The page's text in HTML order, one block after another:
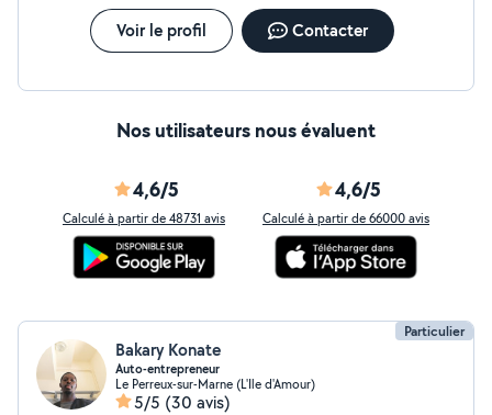
Voir le profil Contacter
Nos utilisateurs nous évaluent
4,6/5
Calculé à partir de 48731 avis
4,6/5
Calculé à partir de 66000 avis
Particulier
Bakary Konate
Auto-entrepreneur
Le Perreux-sur-Marne (L'Ile d'Amour)
5/5 (30 avis)